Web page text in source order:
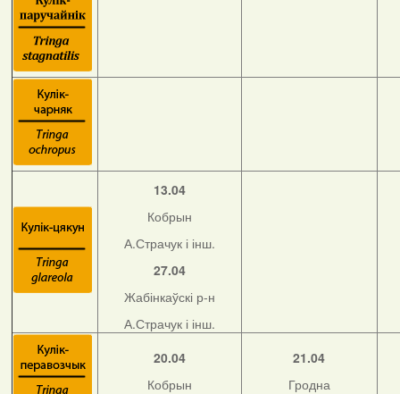
13.04
Кобрын
А.Страчук і інш.
27.04
Жабінкаўскі р-н
А.Страчук і інш.
20.04
Кобрын
21.04
Гродна